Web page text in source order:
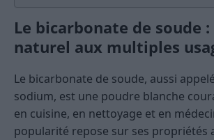
Le bicarbonate de soude
naturel aux multiples
Le bicarbonate de soude, aussi
sodium, est une poudre blanche
en cuisine, en nettoyage et en
popularité repose sur ses propriétés